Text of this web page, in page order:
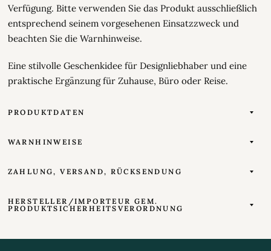
Verfügung. Bitte verwenden Sie das Produkt ausschließlich
entsprechend seinem vorgesehenen Einsatzzweck und
beachten Sie die Warnhinweise.
Eine stilvolle Geschenkidee für Designliebhaber und eine
praktische Ergänzung für Zuhause, Büro oder Reise.
PRODUKTDATEN
WARNHINWEISE
ZAHLUNG, VERSAND, RÜCKSENDUNG
HERSTELLER/IMPORTEUR GEM.
PRODUKTSICHERHEITSVERORDNUNG